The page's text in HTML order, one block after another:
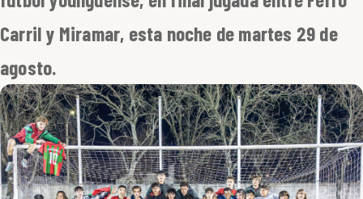
Carril y Miramar, esta noche de martes 29 de
agosto.